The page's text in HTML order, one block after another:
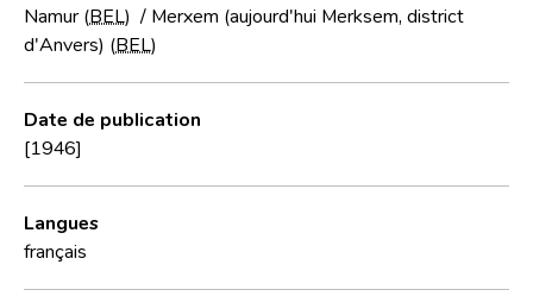
Namur (BEL ) / Merxem (aujourd'hui Merksem, district
d'Anvers) (BEL )
Date de publication
[1946]
Langues
français